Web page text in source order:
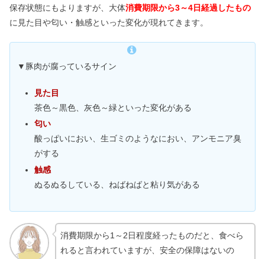
保存状態にもよりますが、大体消費期限から3～4日経過したもの
に見た目や匂い・触感といった変化が現れてきます。
▼豚肉が腐っているサイン
見た目
茶色～黒色、灰色～緑といった変化がある
匂い
酸っぱいにおい、生ゴミのようなにおい、アンモニア臭
がする
触感
ぬるぬるしている、ねばねばと粘り気がある
消費期限から1～2日程度経ったものだと、食べら
れると言われていますが、安全の保障はないの